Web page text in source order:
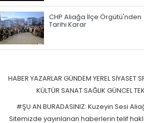
CHP Aliağa İlçe Örgütü'nden
Tarihi Karar
HABER YAZARLAR GÜNDEM YERELSİYASET
KÜLTÜR SANATSAĞLIK GÜNCEL
#ŞU AN BURADASINIZ: Kuzeyin Sesi
Sitemizde yayınlanan haberlerin telif